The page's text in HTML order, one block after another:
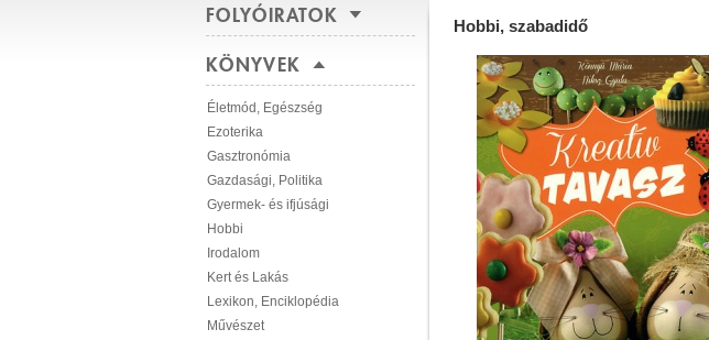
FOLYÓIRATOK
KÖNYVEK
Életmód, Egészség
Ezoterika
Gasztronómia
Gazdasági, Politika
Gyermek- és ifjúsági
Hobbi
Irodalom
Kert és Lakás
Lexikon, Enciklopédia
Művészet
Hobbi, szabadidő